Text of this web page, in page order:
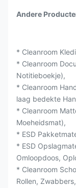
Andere
* Cleanroom
* Cleanroom
Notitieboekje),
* Cleanroom
laag bedekte
* Cleanroom
Moeheidsmat),
* ESD
* ESD
Omloopdoos,
* Cleanroom
Rollen,